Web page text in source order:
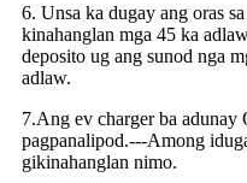
6. Unsa ka dugay ang oras
kinahanglan mga 45 ka
deposito ug ang sunod nga
adlaw.
7.Ang ev charger ba adunay
pagpanalipod.---Among
gikinahanglan nimo.